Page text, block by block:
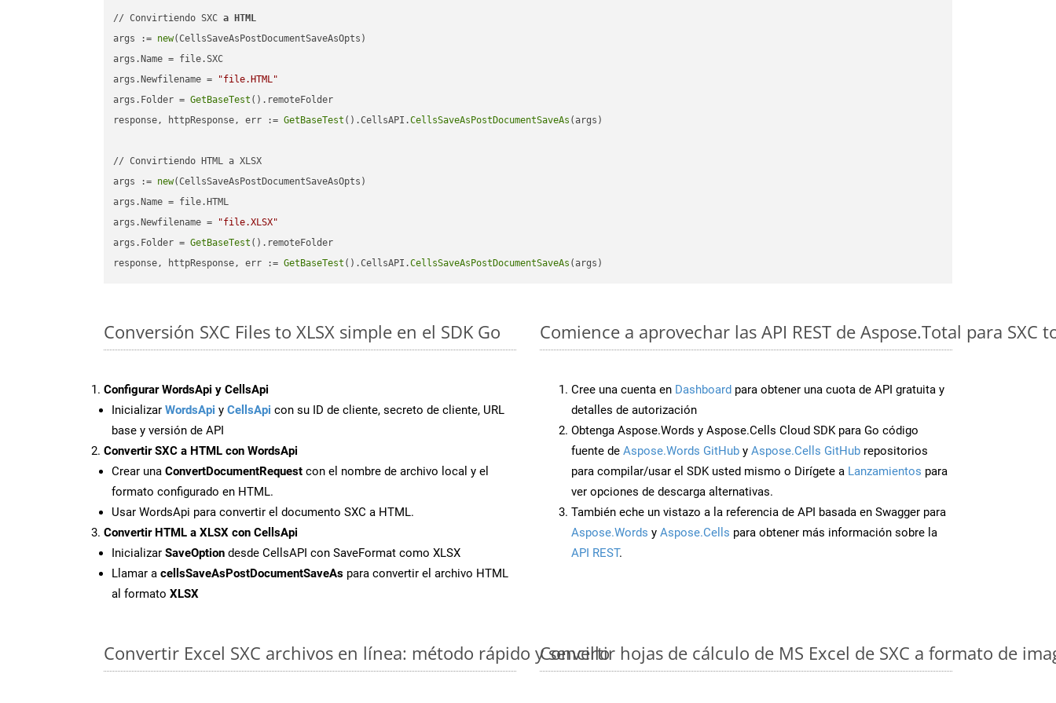
// Convirtiendo SXC a
HTML
args := new(CellsSaveAsPostDocumentSaveAsOpts)
args.Name = file.SXC
args.Newfilename =
"file.HTML"
args.Folder = GetBaseTest ().remoteFolder
response, httpResponse, err := GetBaseTest ().CellsAPI.CellsSaveAsPostDocumentSaveAs (args)
// Convirtiendo HTML a XLSX
args := new(CellsSaveAsPostDocumentSaveAsOpts)
args.Name = file.HTML
args.Newfilename =
"file.XLSX"
args.Folder = GetBaseTest ().remoteFolder
response, httpResponse, err := GetBaseTest ().CellsAPI.CellsSaveAsPostDocumentSaveAs
Conversión SXC Files to XLSX simple en el SDK Go
Configurar WordsApi y CellsApi
Inicializar WordsApi y CellsApi con su ID de cliente, secreto de cliente, URL
base y versión de API
Convertir SXC a HTML con WordsApi
Crear una ConvertDocumentRequest con el nombre de archivo local y el
formato configurado en HTML.
Usar WordsApi para convertir el documento SXC a HTML.
Convertir HTML a XLSX con CellsApi
Inicializar SaveOption desde CellsAPI con SaveFormat como XLSX
Llamar a cellsSaveAsPostDocumentSaveAs para convertir el archivo HTML
al formato XLSX
Comience a aprovechar las API REST de Aspose.Total para SXC
Cree una cuenta en Dashboard para obtener una cuota de API gratuita y
detalles de autorización
Obtenga Aspose.Words y Aspose.Cells Cloud SDK para Go código
fuente de Aspose.Words GitHub y Aspose.Cells GitHub repositorios
para compilar/usar el SDK usted mismo o Dirígete a Lanzamientos para
ver opciones de descarga alternativas.
También eche un vistazo a la referencia de API basada en Swagger para
Aspose.Words y Aspose.Cells para obtener más información sobre la
API REST.
Convertir Excel SXC archivos en línea: método rápido y sencilloConvertir hojas de cálculo de MS Excel de SXC a formato de